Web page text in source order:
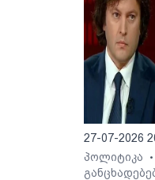
27-07-2026
პოლიტიკა
•